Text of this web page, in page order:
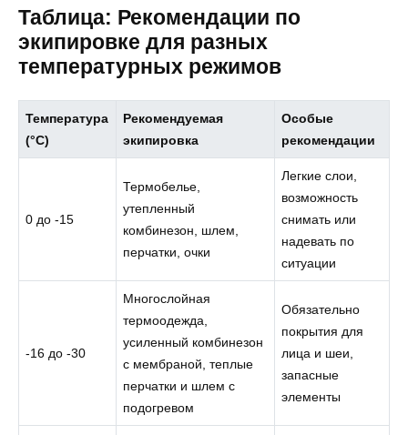
Таблица: Рекомендации по
экипировке для разных
температурных режимов
Температура
(°C)
Рекомендуемая
экипировка
Особые
рекомендации
0 до -15
Термобелье,
утепленный
комбинезон, шлем,
перчатки, очки
Легкие слои,
возможность
снимать или
надевать по
ситуации
-16 до -30
Многослойная
термоодежда,
усиленный комбинезон
с мембраной, теплые
перчатки и шлем с
подогревом
Обязательно
покрытия для
лица и шеи,
запасные
элементы